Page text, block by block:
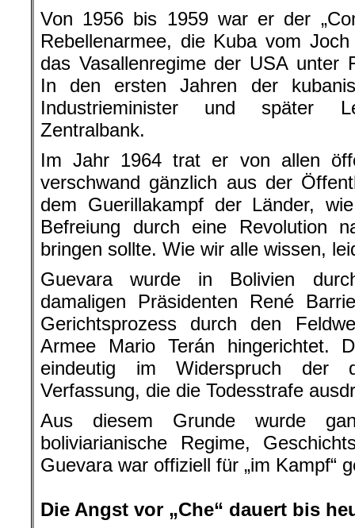
Von 1956 bis 1959 war er der
Rebellenarmee, die Kuba vom
das Vasallenregime der USA unter
In den ersten Jahren der
Industrieminister und später
Zentralbank.
Im Jahr 1964 trat er von allen
verschwand gänzlich aus der
dem Guerillakampf der Länder,
Befreiung durch eine Revolution
bringen sollte. Wie wir alle wissen,
Guevara wurde in Bolivien
damaligen Präsidenten René
Gerichtsprozess durch den
Armee Mario Terán hingerichtet.
eindeutig im Widerspruch der
Verfassung, die die Todesstrafe
Aus diesem Grunde wurde
boliviarianische Regime,
Guevara war offiziell für „im Kampf“
Die Angst vor „Che“ dauert bis